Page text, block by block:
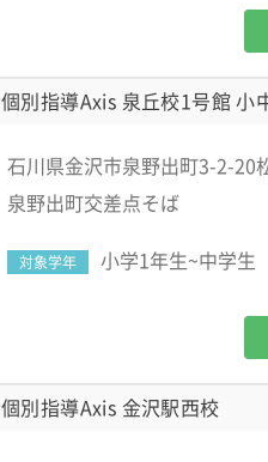
個別指導Axis 泉丘校1号館 小
石川県金沢市泉野出町3-2-20
泉野出町交差点そば
対象学年 小学1年生~中学生
個別指導Axis 金沢駅西校